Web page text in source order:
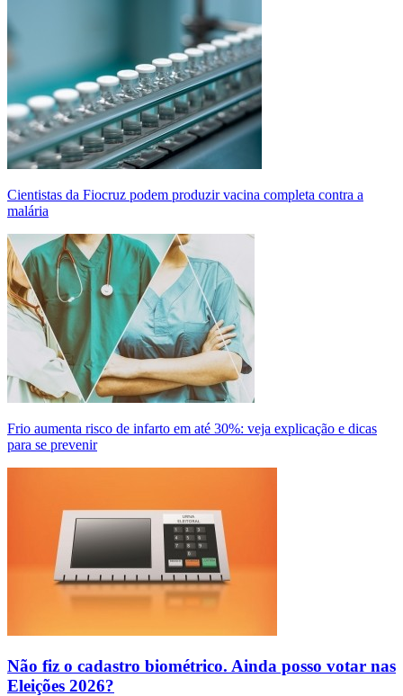
Cientistas da Fiocruz podem produzir vacina completa contra a
malária
Frio aumenta risco de infarto em até 30%: veja explicação e dicas
para se prevenir
Não fiz o cadastro biométrico. Ainda posso votar nas
Eleições 2026?